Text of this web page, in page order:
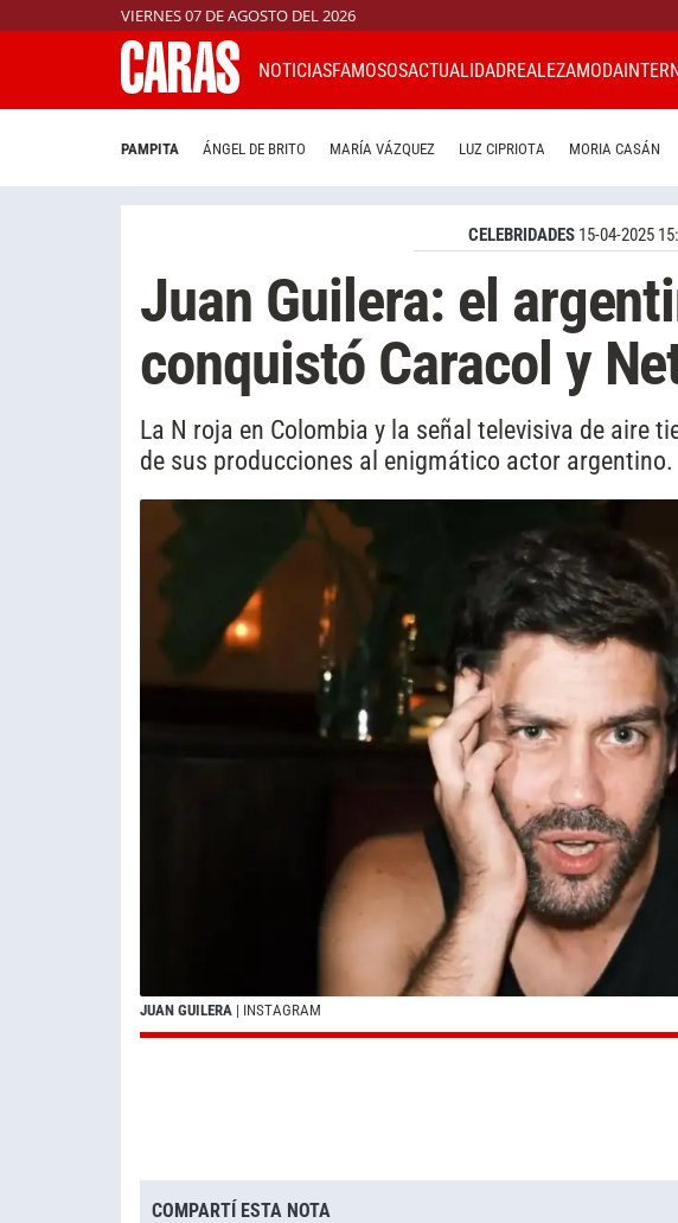
VIERNES 07 DE AGOSTO DEL 2026
NOTICIASFAMOSOSACTUALIDADREALEZAMODA
PAMPITA ÁNGEL DE BRITO MARÍA VÁZQUEZ LUZ CIPRIOTA MORIA CASÁN
CELEBRIDADES 15-04-2025
Juan Guilera: el
conquistó Caracol y
La N roja en Colombia y la señal televisiva de aire
de sus producciones al enigmático actor argentino.
JUAN GUILERA | INSTAGRAM
COMPARTÍ ESTA NOTA